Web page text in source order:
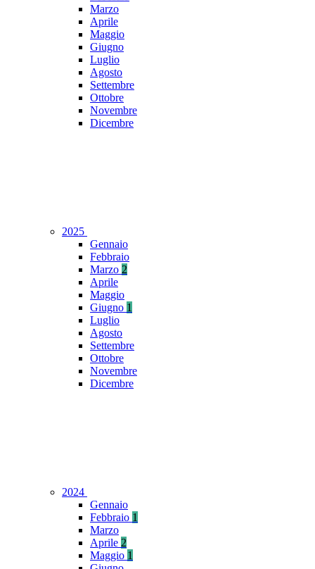
Marzo
Aprile
Maggio
Giugno
Luglio
Agosto
Settembre
Ottobre
Novembre
Dicembre
2025
Gennaio
Febbraio
Marzo 2
Aprile
Maggio
Giugno 1
Luglio
Agosto
Settembre
Ottobre
Novembre
Dicembre
2024
Gennaio
Febbraio 1
Marzo
Aprile 2
Maggio 1